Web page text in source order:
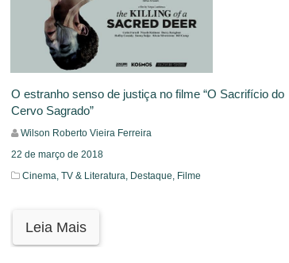
O estranho senso de justiça no filme “O Sacrifício do
Cervo Sagrado”
Wilson Roberto Vieira Ferreira
22 de março de 2018
Cinema, TV & Literatura, Destaque, Filme
Leia Mais